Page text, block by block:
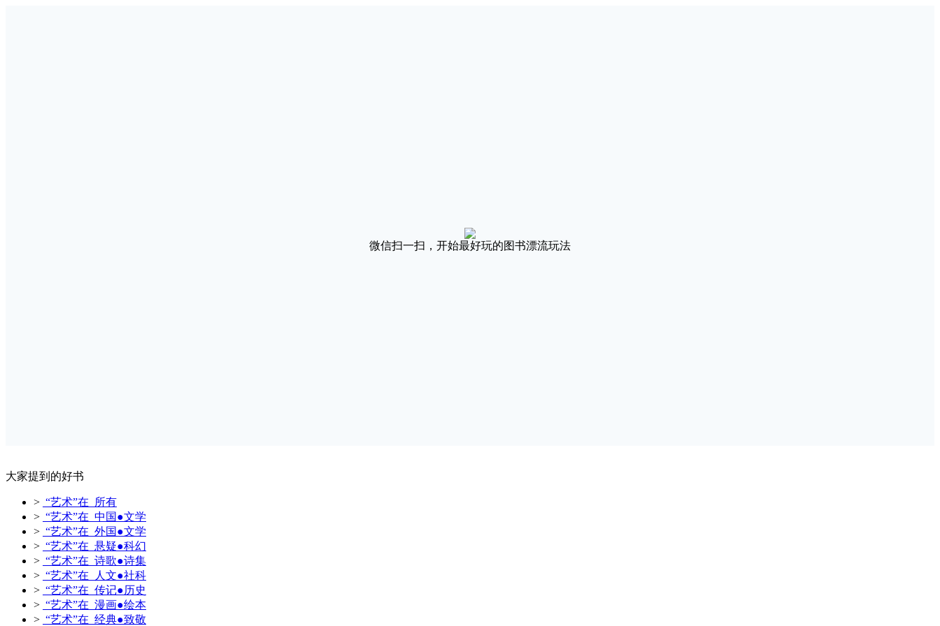
微信扫一扫，开始最好玩的图书漂流玩法
大家提到的好书
> “艺术”在 所有
> “艺术”在 中国●文学
> “艺术”在 外国●文学
> “艺术”在 悬疑●科幻
> “艺术”在 诗歌●诗集
> “艺术”在 人文●社科
> “艺术”在 传记●历史
> “艺术”在 漫画●绘本
> “艺术”在 经典●致敬